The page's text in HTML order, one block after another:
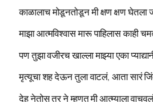
काळालाच मोडूनतोडून मी क्षण क्षण घेतला
माझा आत्मविश्वास मारू पाहिलास काही
पण तुझा वजीरच खाल्ला माझ्या एका
मृत्यूचा शह देऊन तुला वाटलं, आता सारं
देह नेतोस तर ने म्हणत मी आत्म्याला